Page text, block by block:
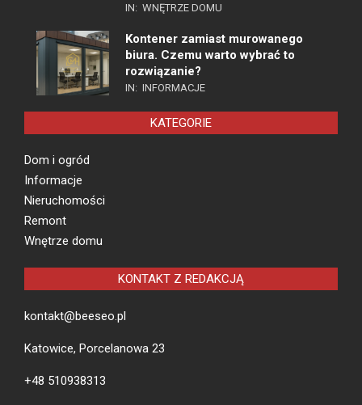
IN: WNĘTRZE DOMU
Kontener zamiast murowanego
biura. Czemu warto wybrać to
rozwiązanie?
IN: INFORMACJE
KATEGORIE
Dom i ogród
Informacje
Nieruchomości
Remont
Wnętrze domu
KONTAKT Z REDAKCJĄ
kontakt@beeseo.pl
Katowice, Porcelanowa 23
+48 510938313